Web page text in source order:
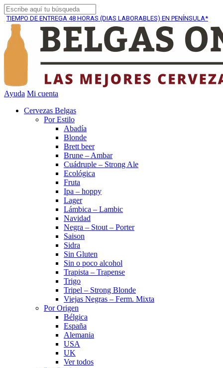
DE ENTREGA48 HORAS (DIAS LABORABLES) EN PENÍNSULA*
Ayuda Mi cuenta
Cervezas Belgas
Por Estilo
Abadía
Blonde
Brett beer
Brune – Ambar
Cuádruple – Strong Ale
Ecológica
Fruta
Ipa – hoppy
Lager
Lámbica – Lambic
Navidad
Negra – Stout – Porter
Saison
Sidra
Sin Gluten
Sin o poco alcohol
Trapista – Trapense
Trigo
Tripel – Strong Blonde
Viejas Negras – Ferm. Mixta
Por Origen
Bélgica
España
Alemania
USA
UK
Ver todos